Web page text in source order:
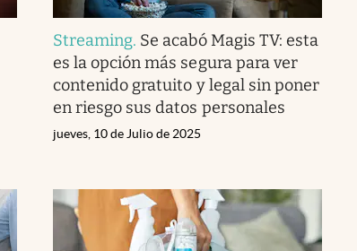
Streaming. Se acabó Magis TV: esta
es la opción más segura para ver
contenido gratuito y legal sin poner
en riesgo sus datos personales
jueves, 10 de Julio de 2025